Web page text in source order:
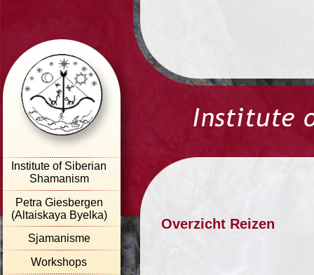
Institute of Siberian
Shamanism
Petra Giesbergen
(Altaiskaya Byelka)
Sjamanisme
Workshops
Overzicht Reizen